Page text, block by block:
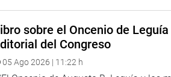
sobre el Oncenio de
del Congreso
05 Ago 2026 | 11:22 h